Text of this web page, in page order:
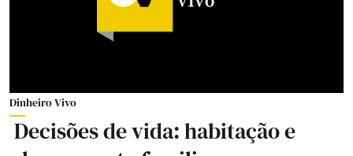
Dinheiro Vivo
Decisões de vida: habitação e